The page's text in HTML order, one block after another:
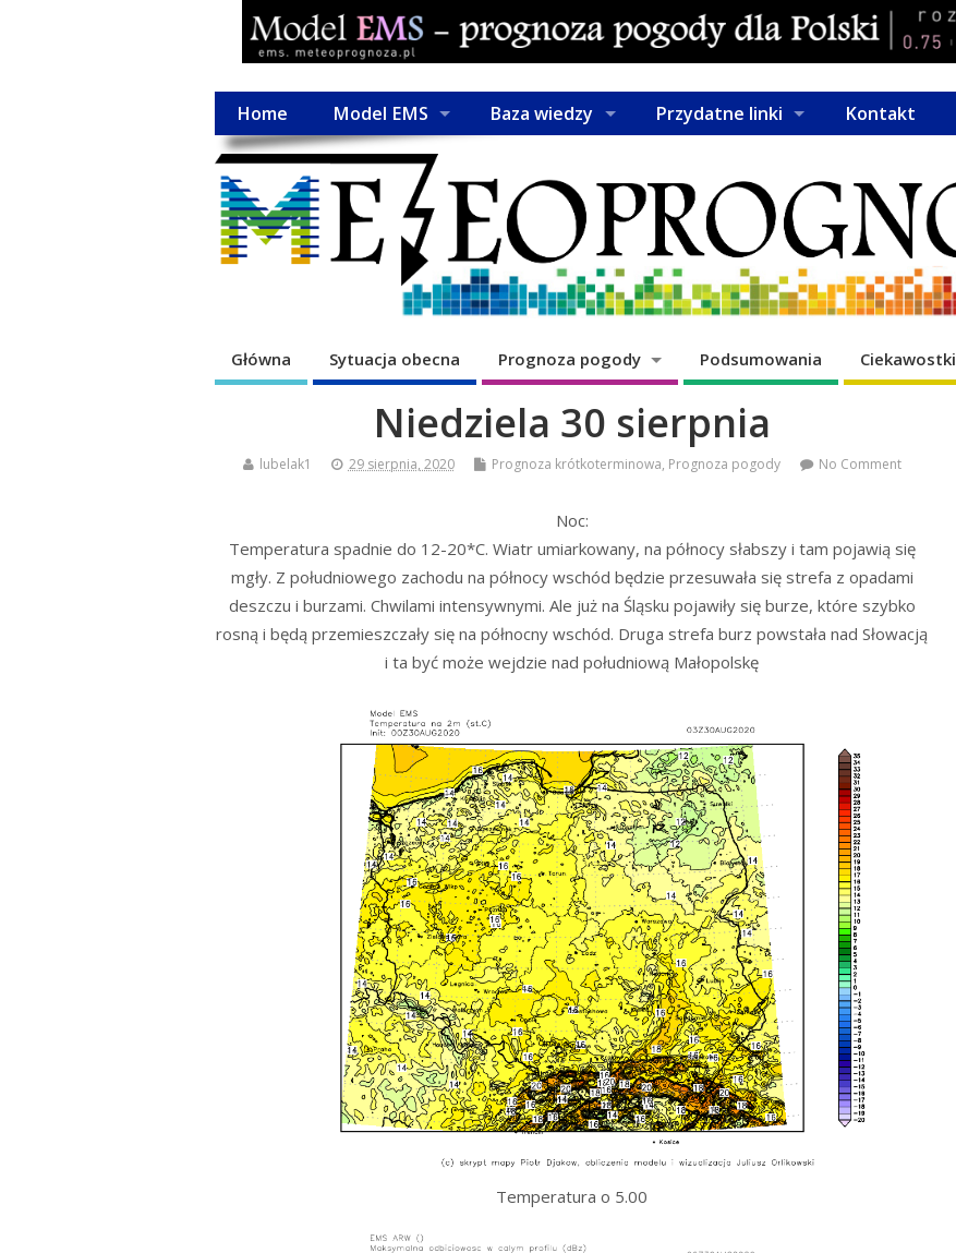
Home Model EMS Baza wiedzy Przydatne linki Kontakt
Główna Sytuacja obecna Prognoza pogody Podsumowania Ciekawostki
Niedziela 30 sierpnia
lubelak1 29 sierpnia, 2020 Prognoza krótkoterminowa, Prognoza pogody No Comment
Noc:
Temperatura spadnie do 12-20*C. Wiatr umiarkowany, na północy słabszy i tam pojawią się
mgły. Z południowego zachodu na północy wschód będzie przesuwała się strefa z opadami
deszczu i burzami. Chwilami intensywnymi. Ale już na Śląsku pojawiły się burze, które szybko
rosną i będą przemieszczały się na północny wschód. Druga strefa burz powstała nad Słowacją
i ta być może wejdzie nad południową Małopolskę
Temperatura o 5.00